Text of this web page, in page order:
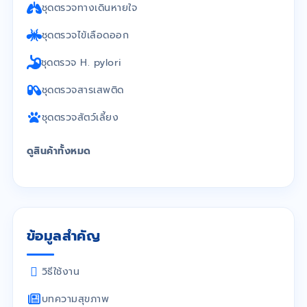
ชุดตรวจทางเดินหายใจ
ชุดตรวจไข้เลือดออก
ชุดตรวจ H. pylori
ชุดตรวจสารเสพติด
ชุดตรวจสัตว์เลี้ยง
ดูสินค้าทั้งหมด
ข้อมูลสำคัญ
วิธีใช้งาน
บทความสุขภาพ